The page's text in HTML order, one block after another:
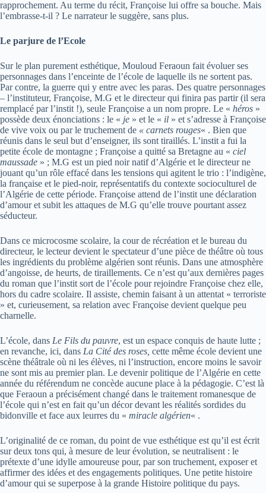
rapprochement. Au terme du récit, Françoise lui offre sa bouche. Mais
l’embrasse-t-il ? Le narrateur le suggère, sans plus.
Le parjure de l’Ecole
Sur le plan purement esthétique, Mouloud Feraoun fait évoluer ses
personnages dans l’enceinte de l’école de laquelle ils ne sortent pas.
Par contre, la guerre qui y entre avec les paras. Des quatre personnages
– l’instituteur, Françoise, M.G et le directeur qui finira pas partir (il sera
remplacé par l’instit !), seule Françoise a un nom propre. Le « héros »
possède deux énonciations : le « je » et le « il » et s’adresse à Françoise
de vive voix ou par le truchement de « carnets rouges« . Bien que
réunis dans le seul but d’enseigner, ils sont tiraillés. L’instit a fui la
petite école de montagne ; Françoise a quitté sa Bretagne au « ciel
maussade » ; M.G est un pied noir natif d’Algérie et le directeur ne
jouant qu’un rôle effacé dans les tensions qui agitent le trio : l’indigène,
la française et le pied-noir, représentatifs du contexte socioculturel de
l’Algérie de cette période. Françoise attend de l’instit une déclaration
d’amour et subit les attaques de M.G qu’elle trouve pourtant assez
séducteur.
Dans ce microcosme scolaire, la cour de récréation et le bureau du
directeur, le lecteur devient le spectateur d’une pièce de théâtre où tous
les ingrédients du problème algérien sont réunis. Dans une atmosphère
d’angoisse, de heurts, de tiraillements. Ce n’est qu’aux dernières pages
du roman que l’instit sort de l’école pour rejoindre Françoise chez elle,
hors du cadre scolaire. Il assiste, chemin faisant à un attentat « terroriste
» et, curieusement, sa relation avec Françoise devient quelque peu
charnelle.
L’école, dans Le Fils du pauvre, est un espace conquis de haute lutte ;
en revanche, ici, dans La Cité des roses, cette même école devient une
scène théâtrale où ni les élèves, ni l’instruction, encore moins le savoir
ne sont mis au premier plan. Le devenir politique de l’Algérie en cette
année du référendum ne concède aucune place à la pédagogie. C’est là
que Feraoun a précisément changé dans le traitement romanesque de
l’école qui n’est en fait qu’un décor devant les réalités sordides du
bidonville et face aux leurres du « miracle algérien« .
L’originalité de ce roman, du point de vue esthétique est qu’il est écrit
sur deux tons qui, à mesure de leur évolution, se neutralisent : le
prétexte d’une idylle amoureuse pour, par son truchement, exposer et
affirmer des idées et des engagements politiques. Une petite histoire
d’amour qui se superpose à la grande Histoire politique du pays.